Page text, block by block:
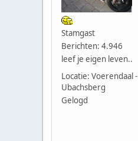
Stamgast
Berichten: 4.946
leef je eigen leven..
Locatie: Voerendaal -
Ubachsberg
Gelogd